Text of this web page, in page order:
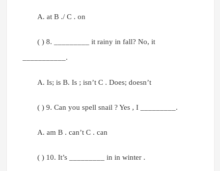
A. at B ./ C . on
( ) 8. _________ it rainy in fall? No, it
___________.
A. Is; is B. Is ; isn’t C . Does; doesn’t
( ) 9. Can you spell snail ? Yes , I _________.
A. am B . can’t C . can
( ) 10. It’s _________ in in winter .